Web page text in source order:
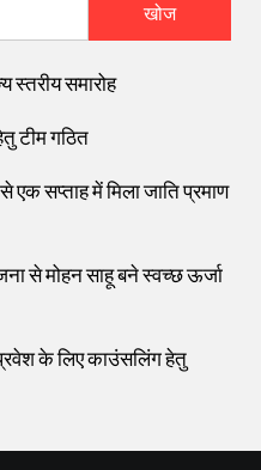
खोज
स्तरीय समारोह
टीम गठित
एक सप्ताह में मिला जाति प्रमाण
से मोहन साहू बने स्वच्छ ऊर्जा
के लिए काउंसलिंग हेतु